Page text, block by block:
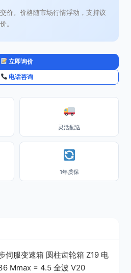
价。价格随市场行情浮动，支持议
。
立即询价
电话咨询
灵活配送
1年质保
伺服变速箱 圆柱齿轮箱 Z19 电
Mmax = 4.5 全波 V20